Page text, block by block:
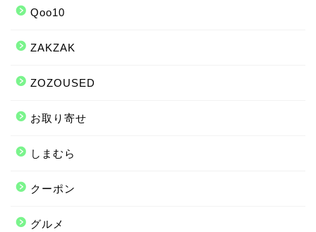
Qoo10
ZAKZAK
ZOZOUSED
お取り寄せ
しまむら
クーポン
グルメ